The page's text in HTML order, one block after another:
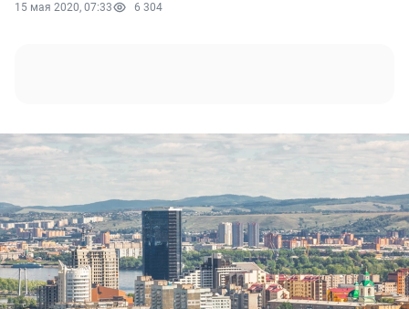
15 мая 2020, 07:33 6 304